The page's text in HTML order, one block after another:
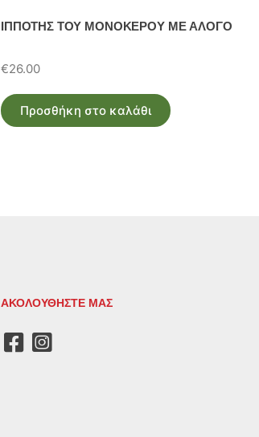
ΙΠΠΟΤΗΣ ΤΟΥ ΜΟΝΟΚΕΡΟΥ ΜΕ ΑΛΟΓΟ
€26.00
Προσθήκη στο καλάθι
ΑΚΟΛΟΥΘΗΣΤΕ ΜΑΣ